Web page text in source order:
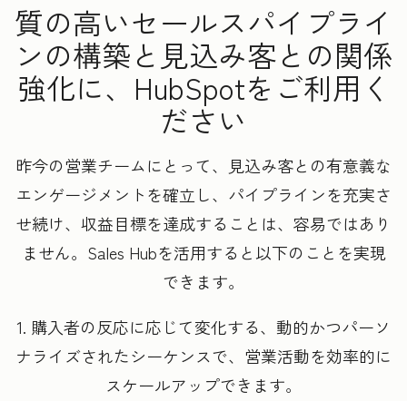
質の高いセールスパイプライ
ンの構築と見込み客との関係
強化に、HubSpotをご利用く
ださい
昨今の営業チームにとって、見込み客との有意義な
エンゲージメントを確立し、パイプラインを充実さ
せ続け、収益目標を達成することは、容易ではあり
ません。Sales Hubを活用すると以下のことを実現
できます。
1. 購入者の反応に応じて変化する、動的かつパーソ
ナライズされたシーケンスで、営業活動を効率的に
スケールアップできます。